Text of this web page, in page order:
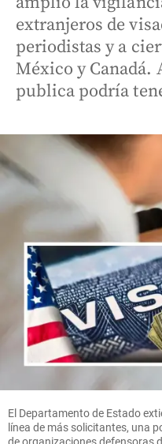
extranjeros de
periodistas y a
México y Canadá.
publica podría
El Departamento de Estado
línea de más solicitantes, una